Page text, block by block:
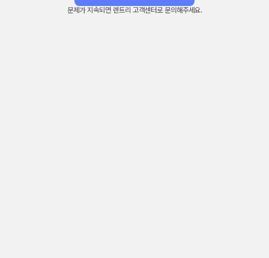
문제가 지속되면 렌트리 고객센터로 문의해주세요.